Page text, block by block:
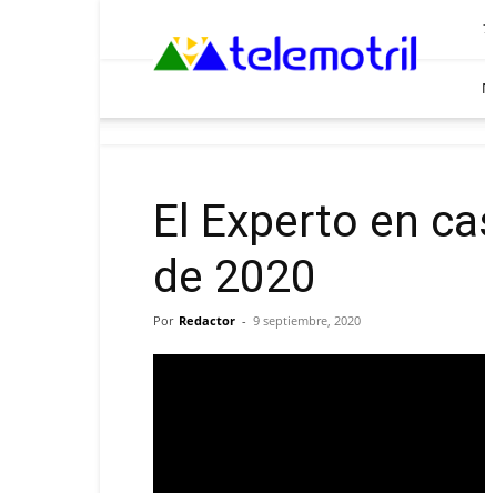
El Experto en
de 2020
Por Redactor - 9 septiembre, 2020